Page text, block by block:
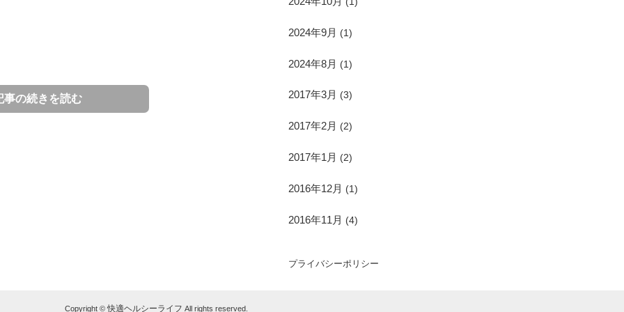
事の続きを読む
2024年9月 (1)
2024年8月 (1)
2017年3月 (3)
2017年2月 (2)
2017年1月 (2)
2016年12月 (1)
2016年11月 (4)
プライバシーポリシー
Copyright ©快適ヘルシーライフ All rights reserved.